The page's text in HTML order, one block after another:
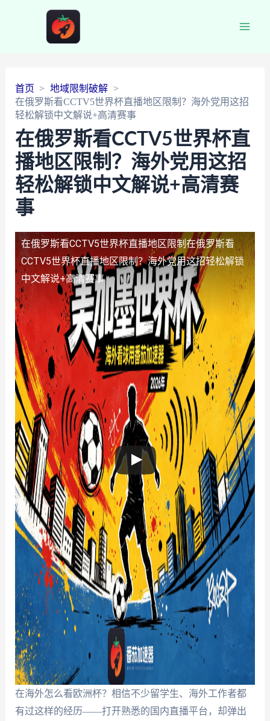
首页
地域限制破解
在俄罗斯看CCTV5世界杯直播地区限制？海外党用这招
轻松解锁中文解说+高清赛事
在俄罗斯看CCTV5世界杯直
播地区限制？海外党用这招
轻松解锁中文解说+高清赛
事
在俄罗斯看CCTV5世界杯直播地区限制 在俄罗斯看
CCTV5世界杯直播地区限制？海外党用这招轻松解锁
中文解说+高清赛事
在海外怎么看欧洲杯？相信不少留学生、海外工作者都
有过这样的经历——打开熟悉的国内直播平台，却弹出